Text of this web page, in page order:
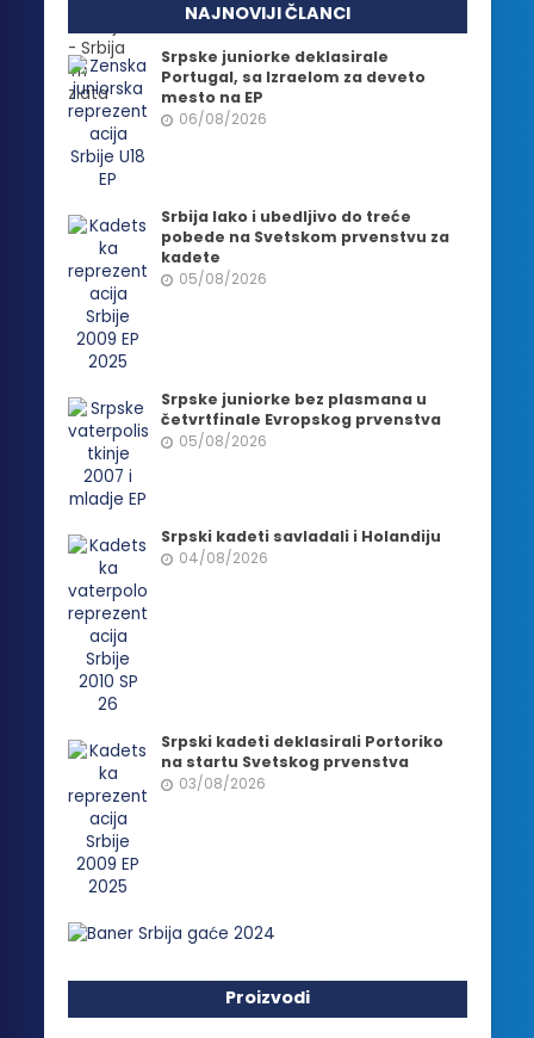
NAJNOVIJI ČLANCI
Srpske juniorke deklasirale
Portugal, sa Izraelom za deveto
mesto na EP
06/08/2026
Srbija lako i ubedljivo do treće
pobede na Svetskom prvenstvu za
kadete
05/08/2026
Srpske juniorke bez plasmana u
četvrtfinale Evropskog prvenstva
05/08/2026
Srpski kadeti savladali i Holandiju
04/08/2026
Srpski kadeti deklasirali Portoriko
na startu Svetskog prvenstva
03/08/2026
Proizvodi